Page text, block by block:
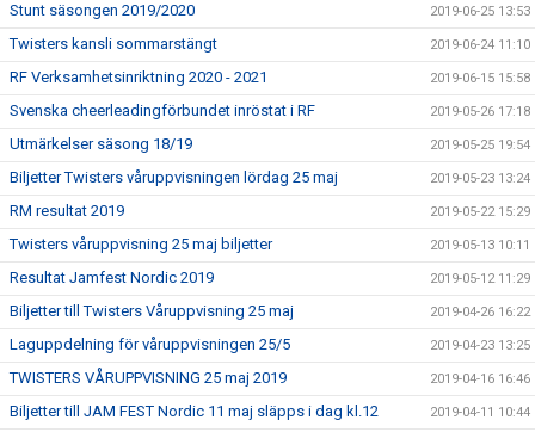
Stunt säsongen 2019/2020 2019-06-25 13:53
Twisters kansli sommarstängt 2019-06-24 11:10
RF Verksamhetsinriktning 2020 - 2021 2019-06-15 15:58
Svenska cheerleadingförbundet inröstat i RF 2019-05-26 17:18
Utmärkelser säsong 18/19 2019-05-25 19:54
Biljetter Twisters våruppvisningen lördag 25 maj 2019-05-23 13:24
RM resultat 2019 2019-05-22 15:29
Twisters våruppvisning 25 maj biljetter 2019-05-13 10:11
Resultat Jamfest Nordic 2019 2019-05-12 11:29
Biljetter till Twisters Våruppvisning 25 maj 2019-04-26 16:22
Laguppdelning för våruppvisningen 25/5 2019-04-23 13:25
TWISTERS VÅRUPPVISNING 25 maj 2019 2019-04-16 16:46
Biljetter till JAM FEST Nordic 11 maj släpps i dag kl.12 2019-04-11 10:44